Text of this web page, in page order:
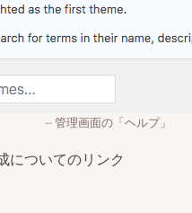
管理画面の「ヘルプ」
についてのリンク